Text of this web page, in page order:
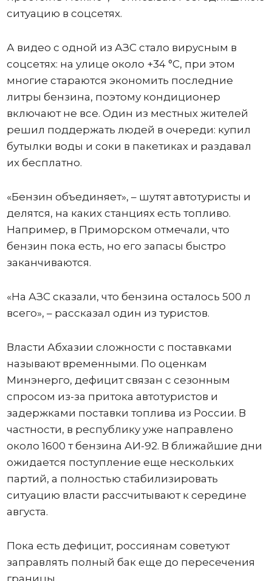
ситуацию в соцсетях.
А видео с одной из АЗС стало вирусным в
соцсетях: на улице около +34 °C, при этом
многие стараются экономить последние
литры бензина, поэтому кондиционер
включают не все. Один из местных жителей
решил поддержать людей в очереди: купил
бутылки воды и соки в пакетиках и раздавал
их бесплатно.
«Бензин объединяет», – шутят автотуристы и
делятся, на каких станциях есть топливо.
Например, в Приморском отмечали, что
бензин пока есть, но его запасы быстро
заканчиваются.
«На АЗС сказали, что бензина осталось 500 л
всего», – рассказал один из туристов.
Власти Абхазии сложности с поставками
называют временными. По оценкам
Минэнерго, дефицит связан с сезонным
спросом из-за притока автотуристов и
задержками поставки топлива из России. В
частности, в республику уже направлено
около 1600 т бензина АИ-92. В ближайшие дни
ожидается поступление еще нескольких
партий, а полностью стабилизировать
ситуацию власти рассчитывают к середине
августа.
Пока есть дефицит, россиянам советуют
заправлять полный бак еще до пересечения